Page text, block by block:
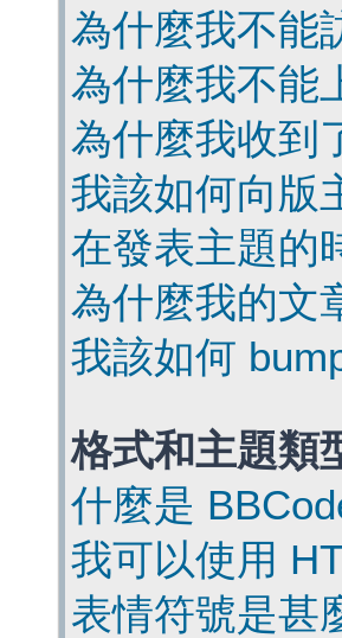
為什麼我不能
為什麼我不能
為什麼我收到
我該如何向版
在發表主題的
為什麼我的文
我該如何
格式和主題類
什麼是
我可以使用
表情符號是甚